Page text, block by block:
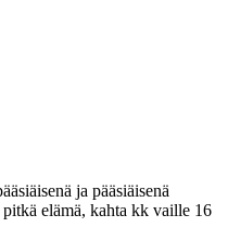
ja pääsiäisenä
elämä, kahta kk vaille 16